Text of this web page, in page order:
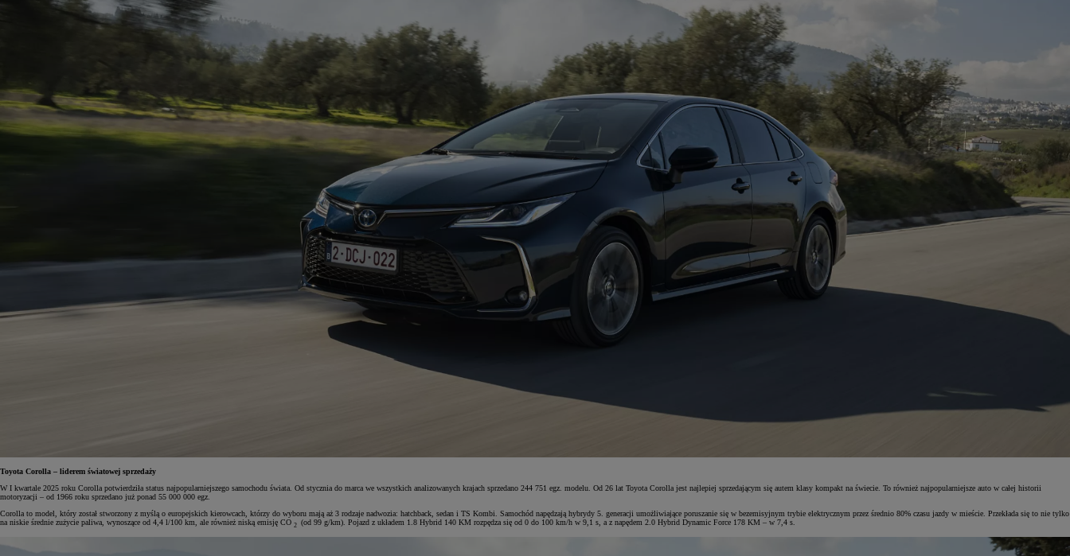
Toyota Corolla – liderem światowej sprzedaży
W I kwartale 2025 roku Corolla potwierdziła status najpopularniejszego samochodu świata. Od stycznia do marca we wszystkich analizowanych krajach sprzedano 244 751 egz. modelu. Od 26 lat Toyota Corolla jest najlepiej sprzedającym się autem klasy kompakt na świecie. To również najpopularniejsze auto w całej historii
motoryzacji – od 1966 roku sprzedano już ponad 55 000 000 egz.
Corolla to model, który został stworzony z myślą o europejskich kierowcach, którzy do wyboru mają aż 3 rodzaje nadwozia: hatchback, sedan i TS Kombi. Samochód napędzają hybrydy 5. generacji umożliwiające poruszanie się w bezemisyjnym trybie elektrycznym przez średnio 80% czasu jazdy w mieście. Przekłada się to nie tylko
na niskie średnie zużycie paliwa, wynoszące od 4,4 l/100 km, ale również niską emisję CO 2 (od 99 g/km). Pojazd z układem 1.8 Hybrid 140 KM rozpędza się od 0 do 100 km/h w 9,1 s, a z napędem 2.0 Hybrid Dynamic Force 178 KM – w 7,4 s.